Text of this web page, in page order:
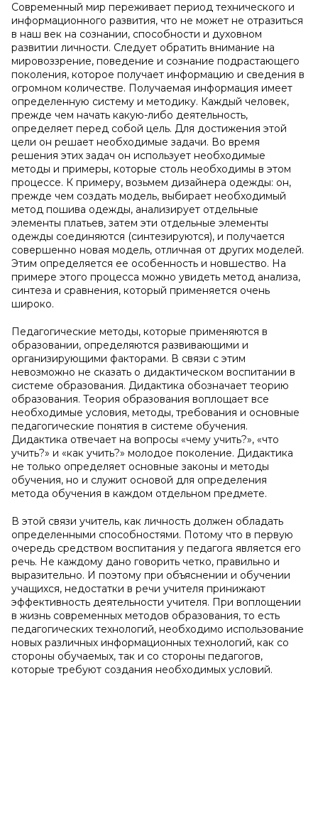
Современный мир переживает период технического и
информационного развития, что не может не отразиться
в наш век на сознании, способности и духовном
развитии личности. Следует обратить внимание на
мировоззрение, поведение и сознание подрастающего
поколения, которое получает информацию и сведения в
огромном количестве. Получаемая информация имеет
определенную систему и методику. Каждый человек,
прежде чем начать какую-либо деятельность,
определяет перед собой цель. Для достижения этой
цели он решает необходимые задачи. Во время
решения этих задач он использует необходимые
методы и примеры, которые столь необходимы в этом
процессе. К примеру, возьмем дизайнера одежды: он,
прежде чем создать модель, выбирает необходимый
метод пошива одежды, анализирует отдельные
элементы платьев, затем эти отдельные элементы
одежды соединяются (синтезируются), и получается
совершенно новая модель, отличная от других моделей.
Этим определяется ее особенность и новшество. На
примере этого процесса можно увидеть метод анализа,
синтеза и сравнения, который применяется очень
широко.
Педагогические методы, которые применяются в
образовании, определяются развивающими и
организирующими факторами. В связи с этим
невозможно не сказать о дидактическом воспитании в
системе образования. Дидактика обозначает теорию
образования. Теория образования воплощает все
необходимые условия, методы, требования и основные
педагогические понятия в системе обучения.
Дидактика отвечает на вопросы «чему учить?», «что
учить?» и «как учить?» молодое поколение. Дидактика
не только определяет основные законы и методы
обучения, но и служит основой для определения
метода обучения в каждом отдельном предмете.
В этой связи учитель, как личность должен обладать
определенными способностями. Потому что в первую
очередь средством воспитания у педагога является его
речь. Не каждому дано говорить четко, правильно и
выразительно. И поэтому при объяснении и обучении
учащихся, недостатки в речи учителя принижают
эффективность деятельности учителя. При воплощении
в жизнь современных методов образования, то есть
педагогических технологий, необходимо использование
новых различных информационных технологий, как со
стороны обучаемых, так и со стороны педагогов,
которые требуют создания необходимых условий.